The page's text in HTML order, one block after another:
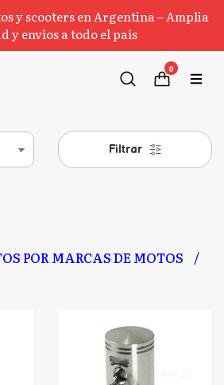
y scooters en Argentina – Amplia
y envíos a todo el país
0
Filtrar
POR MARCAS DE MOTOS